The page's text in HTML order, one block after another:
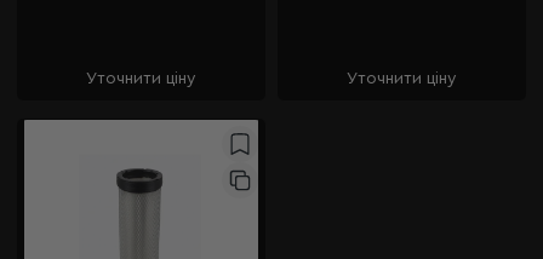
Уточнити ціну Уточнити ціну